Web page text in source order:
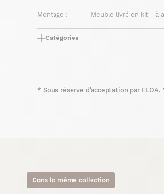
Montage : Meuble livré en kit - à
Catégories
* Sous réserve d'acceptation par
Dans la même collection